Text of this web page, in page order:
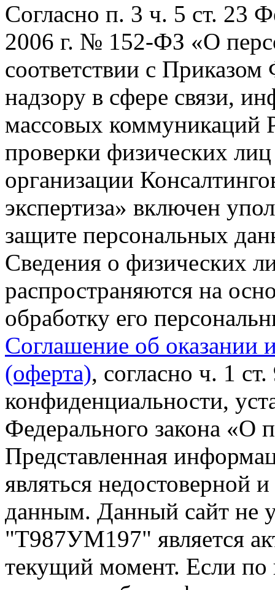
Согласно п. 3 ч. 5 ст. 23
2006 г. № 152-ФЗ «О
соответствии с
надзору в сфере связи,
массовых коммуникаций
проверки физических
организации
экспертиза» включен
защите персональных
Сведения о физических
распространяются на
обработку его
Соглашение об оказании
(оферта), согласно ч. 1
конфиденциальности,
Федерального закона «О
Представленная
являться недостоверной
данным. Данный сайт не
"Т987УМ197" является
текущий момент. Если